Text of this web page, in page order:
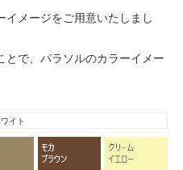
メージをご用意いたしまし
とで、パラソルのカラーイメー